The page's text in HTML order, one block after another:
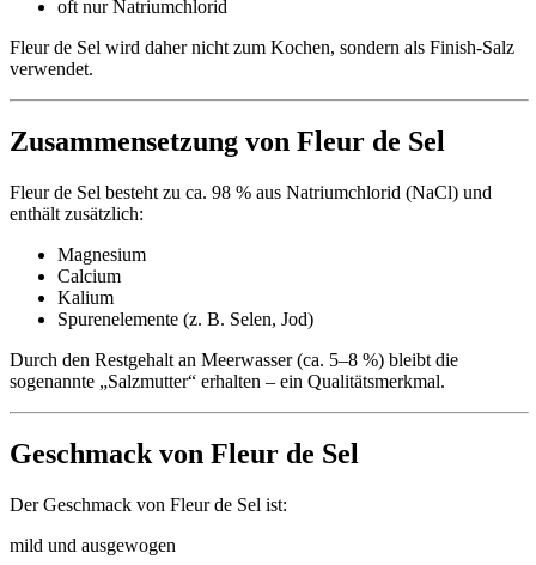
oft nur Natriumchlorid
Fleur de Sel wird daher nicht zum Kochen, sondern als Finish-Salz
verwendet.
Zusammensetzung von Fleur de Sel
Fleur de Sel besteht zu ca. 98 % aus Natriumchlorid (NaCl) und
enthält zusätzlich:
Magnesium
Calcium
Kalium
Spurenelemente (z. B. Selen, Jod)
Durch den Restgehalt an Meerwasser (ca. 5–8 %) bleibt die
sogenannte „Salzmutter“ erhalten – ein Qualitätsmerkmal.
Geschmack von Fleur de Sel
Der Geschmack von Fleur de Sel ist:
mild und ausgewogen